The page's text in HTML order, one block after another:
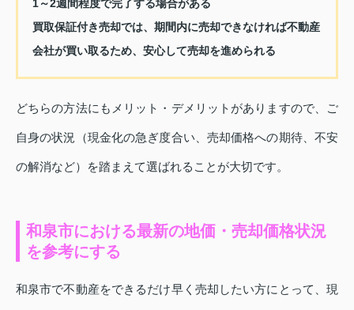
1～2週間程度で完了する場合がある
買取保証付き売却では、期間内に売却できなければ不動産
会社が買い取るため、安心して売却を進められる
どちらの方法にもメリット・デメリットがありますので、ご
自身の状況（現金化の急ぎ度合い、売却価格への期待、不安
の解消など）を踏まえて選ばれることが大切です。
和泉市における最新の地価・売却価格状況
を参考にする
和泉市で不動産をできるだけ早く売却したい方にとって、現